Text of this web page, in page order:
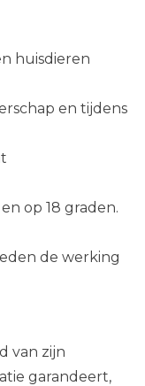
huisdieren
en tijdens
op 18 graden.
de werking
van zijn
garandeert,